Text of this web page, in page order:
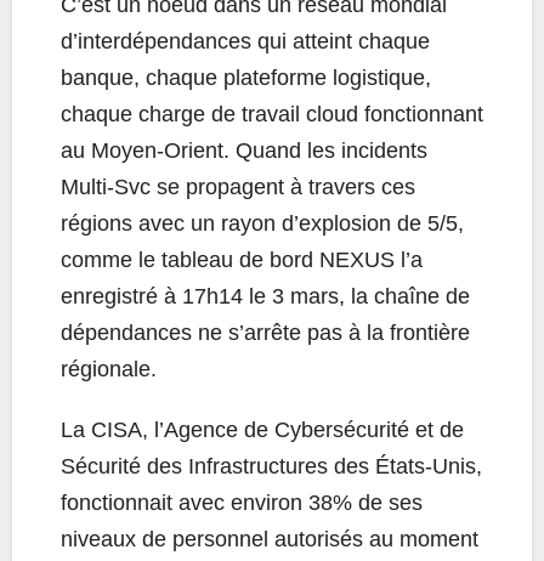
d’interdépendances qui atteint chaque
banque, chaque plateforme logistique,
chaque charge de travail cloud fonctionnant
au Moyen-Orient. Quand les incidents
Multi-Svc se propagent à travers ces
régions avec un rayon d’explosion de 5/5,
comme le tableau de bord NEXUS l’a
enregistré à 17h14 le 3 mars, la chaîne de
dépendances ne s’arrête pas à la frontière
régionale.
La CISA, l’Agence de Cybersécurité et de
Sécurité des Infrastructures des États-Unis,
fonctionnait avec environ 38% de ses
niveaux de personnel autorisés au moment